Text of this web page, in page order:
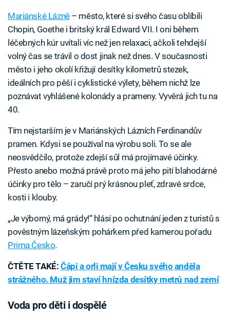
Mariánské Lázně– město, které si svého času oblíbili
Chopin, Goethe i britský král Edward VII. I oni během
léčebných kúr uvítali víc než jen relaxaci, ačkoli tehdejší
volný čas se trávil o dost jinak než dnes. V současnosti
město i jeho okolí křižují desítky kilometrů stezek,
ideálních pro pěší i cyklistické výlety, během nichž lze
poznávat vyhlášené kolonády a prameny. Vyvěrá jich tu na
40.
Tím nejstarším je v Mariánských Lázních Ferdinandův
pramen. Kdysi se používal na výrobu soli. To se ale
neosvědčilo, protože zdejší sůl má projímavé účinky.
Přesto anebo možná právě proto má jeho pití blahodárné
účinky pro tělo – zaručí prý krásnou pleť, zdravé srdce,
kosti i klouby.
„Je výborný, má grády!“ hlásí po ochutnání jeden z turistů s
pověstným lázeňským pohárkem před kamerou pořadu
Prima Česko.
ČTĚTE TAKÉ: Čápi a orli mají v Česku svého anděla
strážného. Muž jim staví hnízda desítky metrů nad zemí
Voda pro děti i dospělé